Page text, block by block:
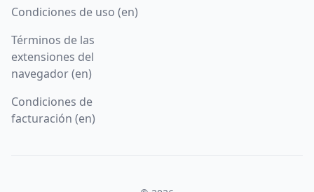
Condiciones de uso (en)
Términos de las
extensiones del
navegador (en)
Condiciones de
facturación (en)